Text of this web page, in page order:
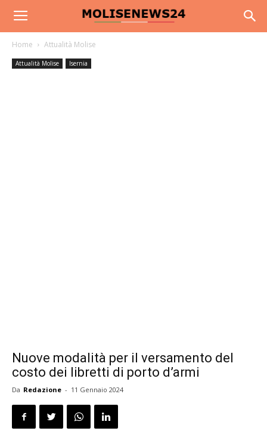
Home Attualità Molise
Attualità Molise Isernia
Nuove modalità per il versamento del
costo dei libretti di porto d’armi
Da Redazione - 11 Gennaio 2024